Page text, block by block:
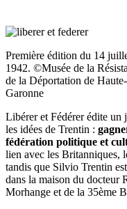
Première édition du 14
1942. ©Musée de la
de la Déportation de Haute-
Garonne
Libérer et Fédérer édite un
les idées de Trentin :
fédération politique et
lien avec les Britanniques,
tandis que Silvio Trentin
dans la maison du docteur
Morhange et de la 35ème